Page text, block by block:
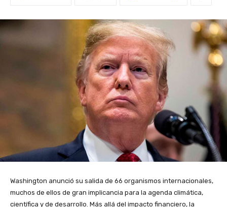
Washington anunció su salida de 66 organismos internacionales,
muchos de ellos de gran implicancia para la agenda climática,
científica y de desarrollo. Más allá del impacto financiero, la